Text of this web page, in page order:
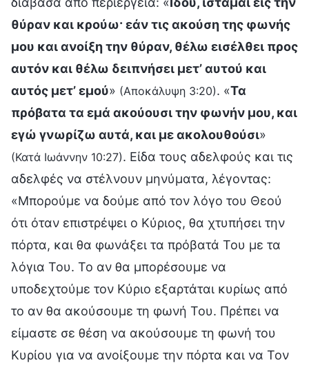
θύραν και κρούω· εάν τις ακούση της φωνής
μου και ανοίξη την θύραν, θέλω εισέλθει προς
αυτόν και θέλω δειπνήσει μετ’ αυτού και
αυτός μετ’ εμού» (Αποκάλυψη 3:20). «Τα
πρόβατα τα εμά ακούουσι την φωνήν μου, και
εγώ γνωρίζω αυτά, και με ακολουθούσι»
(Κατά Ιωάννην 10:27). Είδα τους αδελφούς και τις
αδελφές να στέλνουν μηνύματα, λέγοντας:
«Μπορούμε να δούμε από τον λόγο του Θεού
ότι όταν επιστρέψει ο Κύριος, θα χτυπήσει την
πόρτα, και θα φωνάξει τα πρόβατά Του με τα
λόγια Του. Το αν θα μπορέσουμε να
υποδεχτούμε τον Κύριο εξαρτάται κυρίως από
το αν θα ακούσουμε τη φωνή Του. Πρέπει να
είμαστε σε θέση να ακούσουμε τη φωνή του
Κυρίου για να ανοίξουμε την πόρτα και να Τον